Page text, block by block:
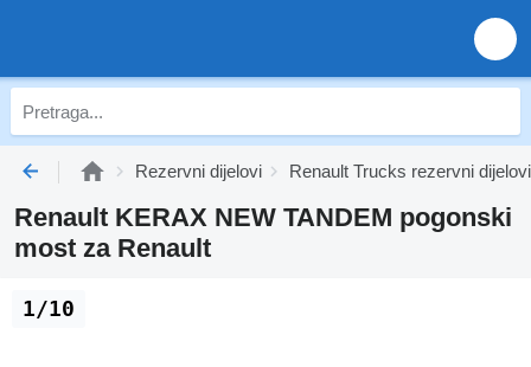
Rezervni dijelovi Renault Trucks rezervni dijelovi
Renault KERAX NEW TANDEM pogonski
most za Renault
1/10